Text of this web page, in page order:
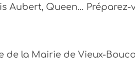
Aubert, Queen… Préparez-
de la Mairie de Vieux-